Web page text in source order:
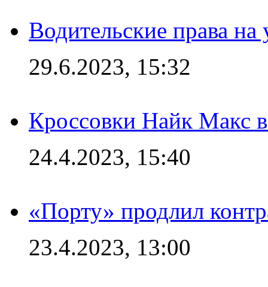
Водительские права
29.6.2023, 15:32
Кроссовки Найк Макс
24.4.2023, 15:40
«Порту» продлил
23.4.2023, 13:00